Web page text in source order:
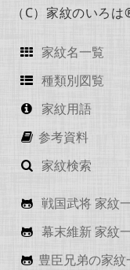
（C）家紋のいろ
家紋名一覧
種類別図覧
家紋用語
参考資料
家紋検索
戦国武将 家紋
幕末維新 家紋
豊臣兄弟の家紋